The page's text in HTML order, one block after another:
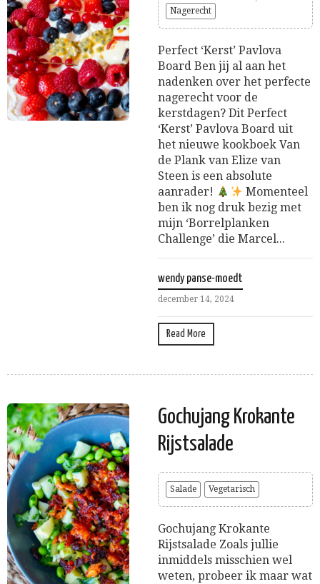
Nagerecht
Perfect ‘Kerst’ Pavlova
Board Ben jij al aan het
nadenken over het perfecte
nagerecht voor de
kerstdagen? Dit Perfect
‘Kerst’ Pavlova Board uit
het nieuwe kookboek Van
de Plank van Elize van
Steen is een absolute
aanrader!
Momenteel
ben ik nog druk bezig met
mijn ‘Borrelplanken
Challenge’ die Marcel...
wendy panse-moedt
december 14, 2024
Read More
Gochujang Krokante
Rijstsalade
Salade Vegetarisch
Gochujang Krokante
Rijstsalade Zoals jullie
inmiddels misschien wel
weten, probeer ik maar wat